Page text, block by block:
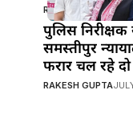
RAKESH GUPTA
पुलिस
समस्तीपुर
फरार चल रहे
RAKESH GUPTA